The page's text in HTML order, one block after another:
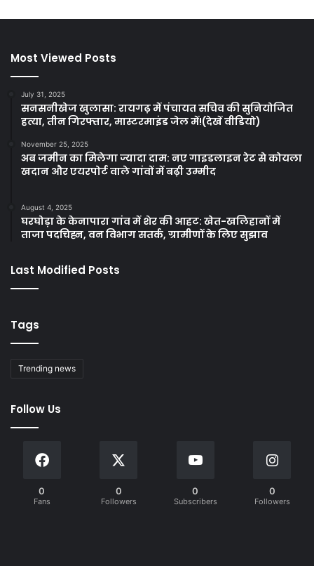
Most Viewed Posts
July 31, 2025
सनसनीखेज खुलासा: रायगढ़ में पंचायत सचिव की सुनियोजित
हत्या, तीन गिरफ्तार, मास्टरमाइंड जेल में!(देखें वीडियो)
November 25, 2025
अब जमीन का मिलेगा ज्यादा दाम: नए गाइडलाइन रेट से कोयला
खदान और एयरपोर्ट वाले गांवों में बढ़ी उम्मीद
August 4, 2025
घरघोड़ा के केनापारा गांव में शेर की आहट: खेत-खलिहानों में
ताजा पदचिह्न, वन विभाग सतर्क, ग्रामीणों के लिए सुझाव
Last Modified Posts
Tags
Trending news
Follow Us
0
Fans
0
Followers
0
Subscribers
0
Followers